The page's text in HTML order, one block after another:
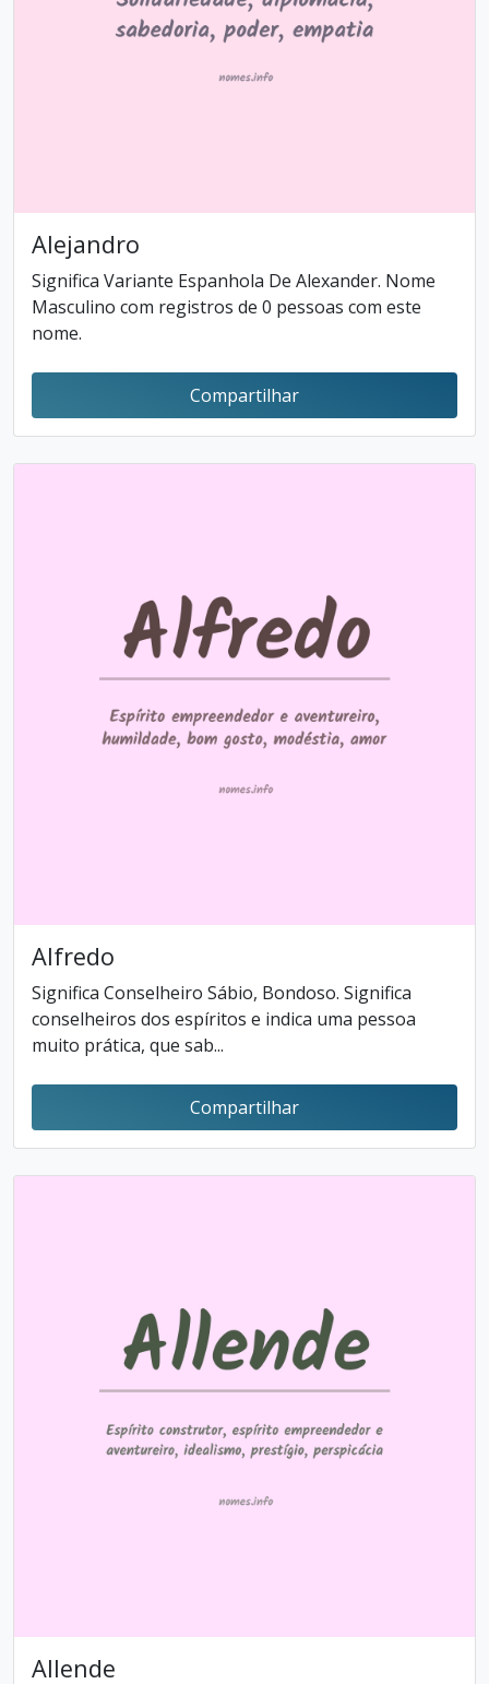
Alejandro
Significa Variante Espanhola De Alexander. Nome
Masculino com registros de 0 pessoas com este
nome.
Compartilhar
Alfredo
Significa Conselheiro Sábio, Bondoso. Significa
conselheiros dos espíritos e indica uma pessoa
muito prática, que sab...
Compartilhar
Allende